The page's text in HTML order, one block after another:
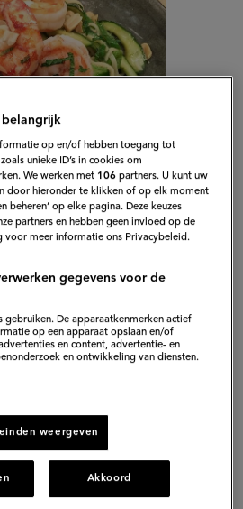
17
belangrijk
op en/of hebben toegang tot
unieke ID’s in cookies om
We werken met 106 partners. U kunt uw
door hieronder te klikken of op elk moment
beheren’ op elke pagina. Deze keuzes
partners en hebben geen invloed op de
voor meer informatie ons Privacybeleid.
gegevens voor de
gebruiken. De apparaatkenmerken actief
op een apparaat opslaan en/of
en content, advertentie- en
en ontwikkeling van diensten.
weergeven
Akkoord